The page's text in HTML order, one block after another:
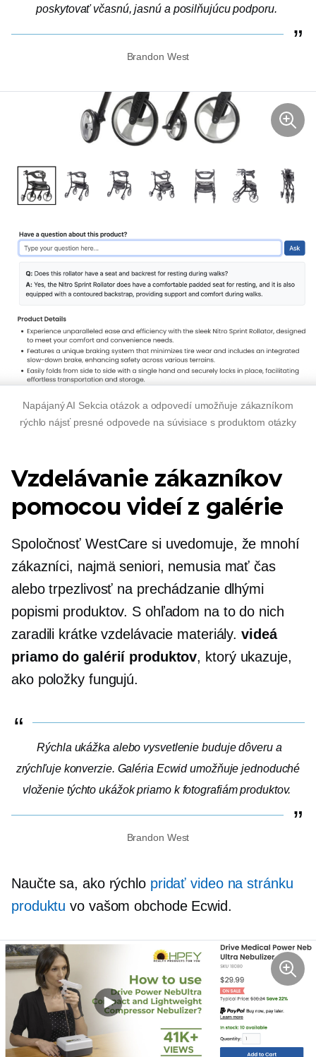
poskytovať včasnú, jasnú a posilňujúcu podporu.
Brandon West
Napájaný AI Sekcia otázok a odpovedí umožňuje zákazníkom
rýchlo nájsť presné odpovede na súvisiace s produktom otázky
Vzdelávanie zákazníkov
pomocou videí z galérie
Spoločnosť WestCare si uvedomuje, že mnohí
zákazníci, najmä seniori, nemusia mať čas
alebo trpezlivosť na prechádzanie dlhými
popismi produktov. S ohľadom na to do nich
zaradili krátke vzdelávacie materiály.videá
priamo do galérií produktov, ktorý ukazuje,
ako položky fungujú.
Rýchla ukážka alebo vysvetlenie buduje dôveru a
zrýchľuje konverzie. Galéria Ecwid umožňuje jednoduché
vloženie týchto ukážok priamo k fotografiám produktov.
Brandon West
Naučte sa, ako rýchlo pridať video na stránku
produktu vo vašom obchode Ecwid.